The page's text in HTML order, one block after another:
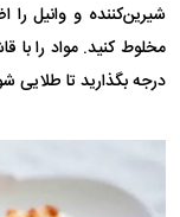
شیرین‌کننده و وانیل را
درجه بگذارید تا طلایی